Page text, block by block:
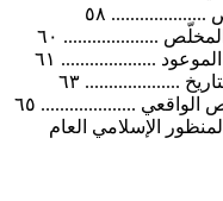
٥٨
.................... ٦٠
.................... ٦١
٦٣
.................... ٦٥
الإسلامي العام